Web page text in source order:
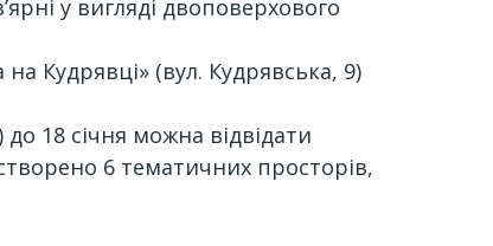
у вигляді двоповерхового
Кудрявці» (вул. Кудрявська, 9)
18 січня можна відвідати
6 тематичних просторів,